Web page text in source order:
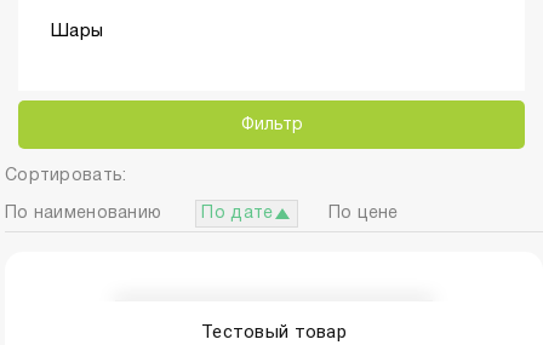
Шары
Фильтр
Сортировать:
По наименованию По дате По цене
Тестовый товар